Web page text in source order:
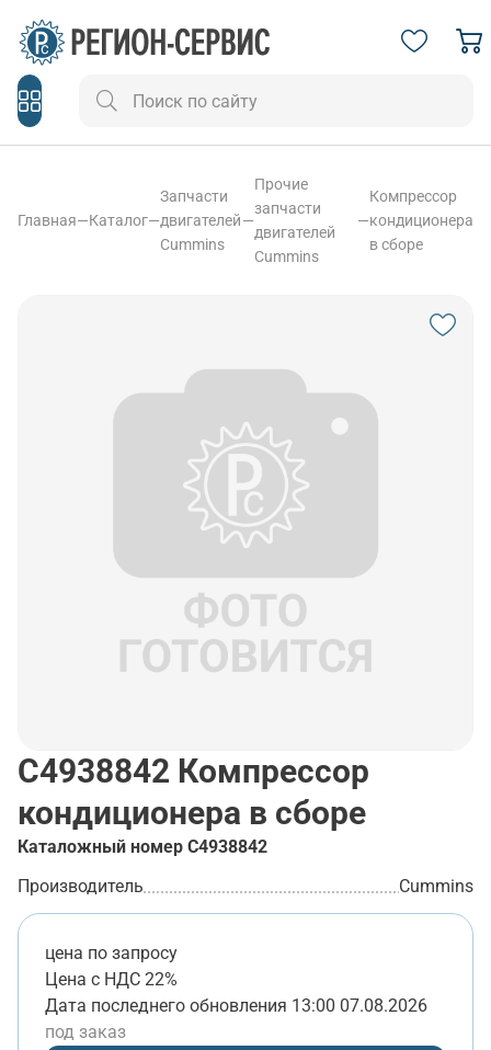
Главная—Каталог—
Запчасти
двигателей
Cummins
—
Прочие
запчасти
двигателей
Cummins
—
Компрессор
кондиционера
в сборе
C4938842 Компрессор
кондиционера в сборе
Каталожный номер C4938842
Производитель
Cummins
цена по запросу
Цена с НДС 22%
Дата последнего обновления 13:00 07.08.2026
под заказ